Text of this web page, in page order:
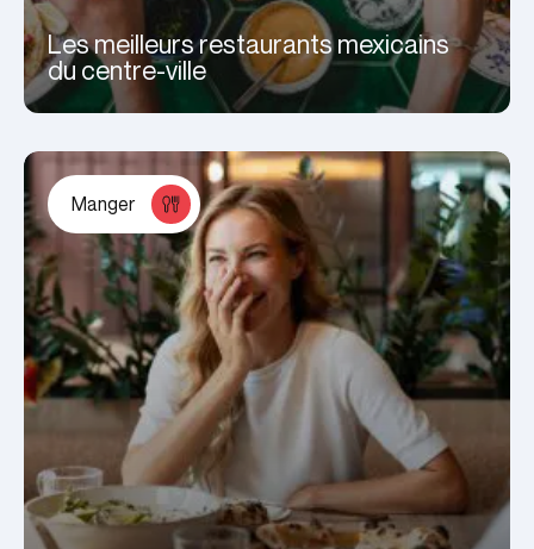
Les meilleurs restaurants mexicains
du centre-ville
Manger